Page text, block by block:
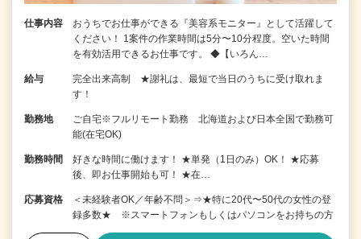
仕事内容
おうちでお仕事ができる『美容系モニター』として活躍して
ください！ 1案件の作業時間は5分〜10分程度。空いた時間
を有効活用できるお仕事です。 ◆【いろん…
給与
完全出来高制 ★謝礼は、最短で当日のうちに受け取れま
す！
勤務地
ご自宅※フルリモート勤務 北海道および日本全国で勤務可
能(在宅OK)
勤務時間
好きな時間に働けます！ ★単発（1日のみ）OK！ ★応募
後、即お仕事開始も可！ ★在…
応募資格
＜未経験者OK／年齢不問＞⇒★特に20代〜50代の女性の登
録多数★ ※スマートフォンもしくはパソコンをお持ちの方